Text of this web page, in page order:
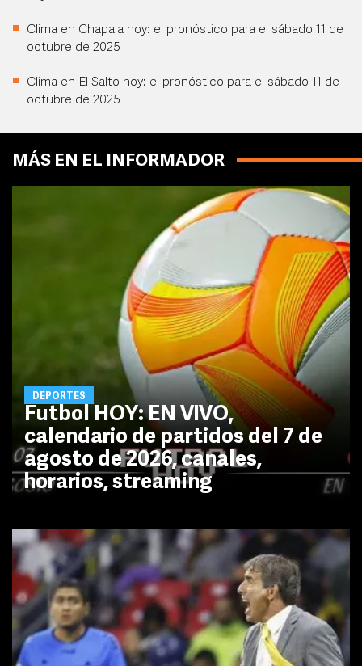
Clima en Chapala hoy: el pronóstico para el sábado 11 de
octubre de 2025
Clima en El Salto hoy: el pronóstico para el sábado 11 de
octubre de 2025
MÁS EN EL INFORMADOR
DEPORTES
Futbol HOY: EN VIVO,
calendario de partidos del 7 de
agosto de 2026, canales,
horarios, streaming